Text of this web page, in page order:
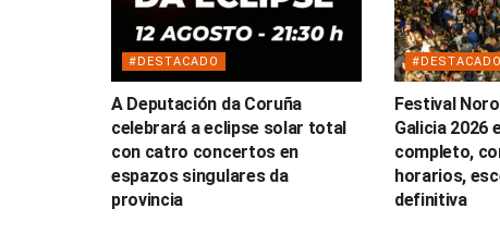
#DESTACADO
A Deputación da Coruña
celebrará a eclipse solar total
con catro concertos en
espazos singulares da
provincia
#DESTACADO
Festival
Galicia 2026
completo,
horarios,
definitiva